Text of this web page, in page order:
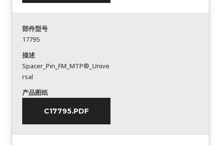
部件型号
17795
描述
Spacer_Pin_FM_MTP®_Unive
rsal
产品图纸
C17795.PDF